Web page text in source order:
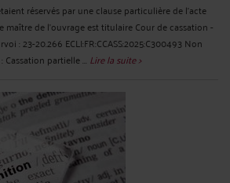
réservés par une clause particulière de l'acte
maître de l'ouvrage est titulaire Cour de cassation -
: 23-20.266 ECLI:FR:CCASS:2025:C300493 Non
partielle ... Lire la suite >